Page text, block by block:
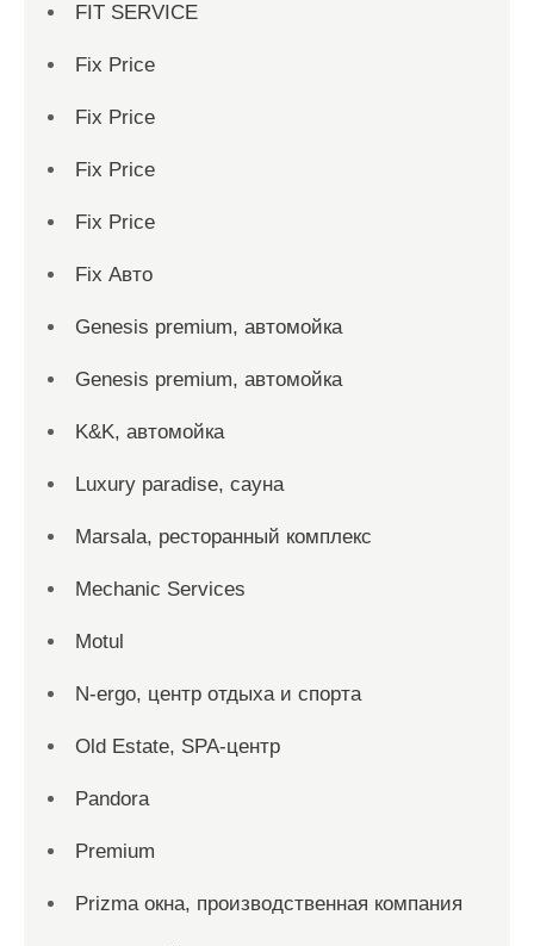
FIT SERVICE
Fix Price
Fix Price
Fix Price
Fix Price
Fix Авто
Genesis premium, автомойка
Genesis premium, автомойка
K&K, автомойка
Luxury paradise, сауна
Marsala, ресторанный комплекс
Mechanic Services
Motul
N-ergo, центр отдыха и спорта
Old Estate, SPA-центр
Pandora
Premium
Prizma окна, производственная компания